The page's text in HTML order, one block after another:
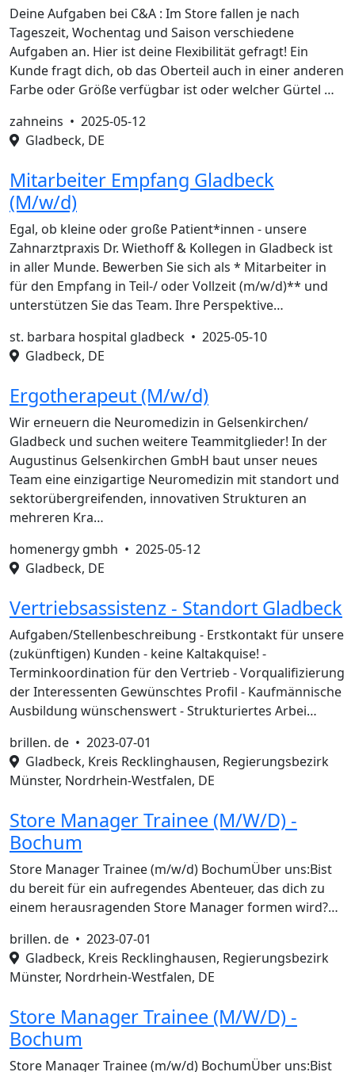
Deine Aufgaben bei C&A : Im Store fallen je nach
Tageszeit, Wochentag und Saison verschiedene
Aufgaben an. Hier ist deine Flexibilität gefragt! Ein
Kunde fragt dich, ob das Oberteil auch in einer anderen
Farbe oder Größe verfügbar ist oder welcher Gürtel …
zahneins • 2025-05-12
Gladbeck, DE
Mitarbeiter Empfang Gladbeck
(M/w/d)
Egal, ob kleine oder große Patient*innen - unsere
Zahnarztpraxis Dr. Wiethoff & Kollegen in Gladbeck ist
in aller Munde. Bewerben Sie sich als * Mitarbeiter in
für den Empfang in Teil-/ oder Vollzeit (m/w/d)** und
unterstützen Sie das Team. Ihre Perspektive…
st. barbara hospital gladbeck • 2025-05-10
Gladbeck, DE
Ergotherapeut (M/w/d)
Wir erneuern die Neuromedizin in Gelsenkirchen/
Gladbeck und suchen weitere Teammitglieder! In der
Augustinus Gelsenkirchen GmbH baut unser neues
Team eine einzigartige Neuromedizin mit standort und
sektorübergreifenden, innovativen Strukturen an
mehreren Kra…
homenergy gmbh • 2025-05-12
Gladbeck, DE
Vertriebsassistenz - Standort Gladbeck
Aufgaben/Stellenbeschreibung - Erstkontakt für unsere
(zukünftigen) Kunden - keine Kaltakquise! -
Terminkoordination für den Vertrieb - Vorqualifizierung
der Interessenten Gewünschtes Profil - Kaufmännische
Ausbildung wünschenswert - Strukturiertes Arbei…
brillen. de • 2023-07-01
Gladbeck, Kreis Recklinghausen, Regierungsbezirk
Münster, Nordrhein-Westfalen, DE
Store Manager Trainee (M/W/D) -
Bochum
Store Manager Trainee (m/w/d) BochumÜber uns:Bist
du bereit für ein aufregendes Abenteuer, das dich zu
einem herausragenden Store Manager formen wird?…
brillen. de • 2023-07-01
Gladbeck, Kreis Recklinghausen, Regierungsbezirk
Münster, Nordrhein-Westfalen, DE
Store Manager Trainee (M/W/D) -
Bochum
Store Manager Trainee (m/w/d) BochumÜber uns:Bist